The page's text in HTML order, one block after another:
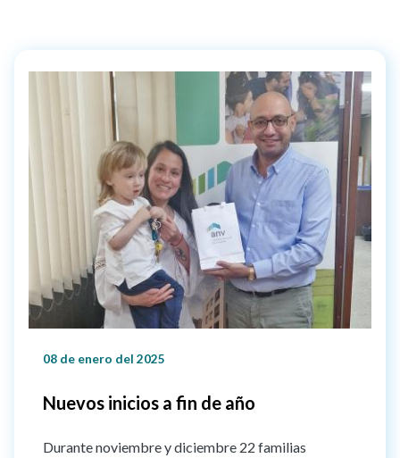
08 de enero del 2025
Nuevos inicios a fin de año
Durante noviembre y diciembre 22 familias